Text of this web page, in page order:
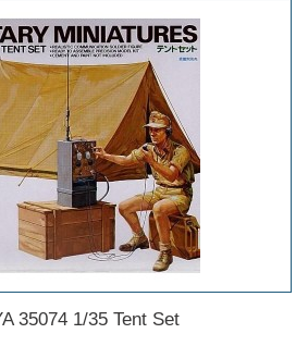
35074 1/35 Tent Set